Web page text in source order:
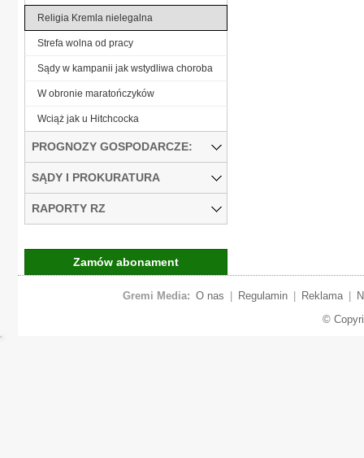
Religia Kremla nielegalna
Strefa wolna od pracy
Sądy w kampanii jak wstydliwa choroba
W obronie maratończyków
Wciąż jak u Hitchcocka
PROGNOZY GOSPODARCZE:
SĄDY I PROKURATURA
RAPORTY RZ
Zamów abonament
Gremi Media: O nas Regulamin Reklama
©